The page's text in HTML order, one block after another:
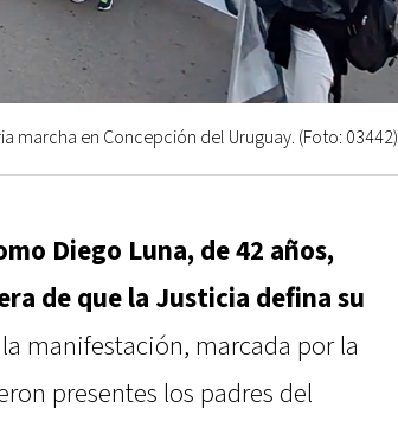
marcha en Concepción del Uruguay. (Foto: 03442)
Diego Luna, de 42 años,
de que la Justicia defina su
manifestación, marcada por la
presentes los padres del